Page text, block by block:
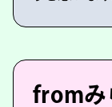
fromみ